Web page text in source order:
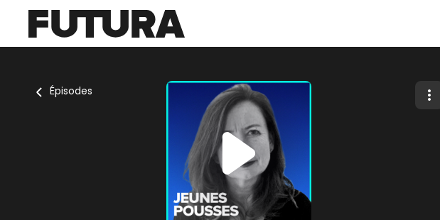
Épisodes